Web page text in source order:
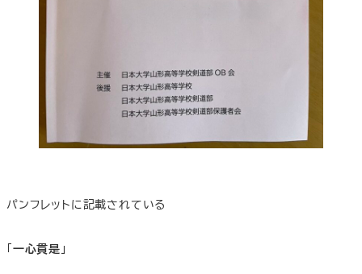
パンフレットに記載されている
「一心貫是 」